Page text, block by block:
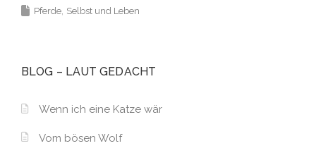
Pferde Selbst und Leben
BLOG – LAUT GEDACHT
Wenn ich eine Katze wär
Vom bösen Wolf